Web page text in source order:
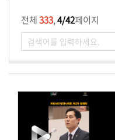
진
의
동
전체333,4/42페이지